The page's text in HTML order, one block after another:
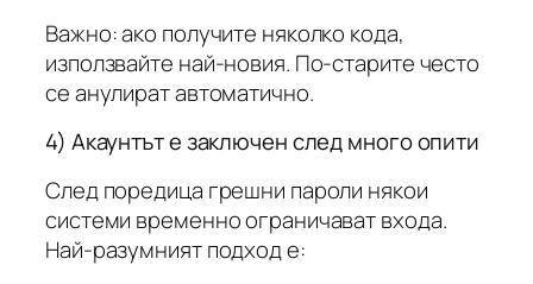
Важно: ако получите няколко кода,
използвайте най-новия. По-старите често
се анулират автоматично.
4) Акаунтът е заключен след много опити
След поредица грешни пароли някои
системи временно ограничават входа.
Най-разумният подход е: